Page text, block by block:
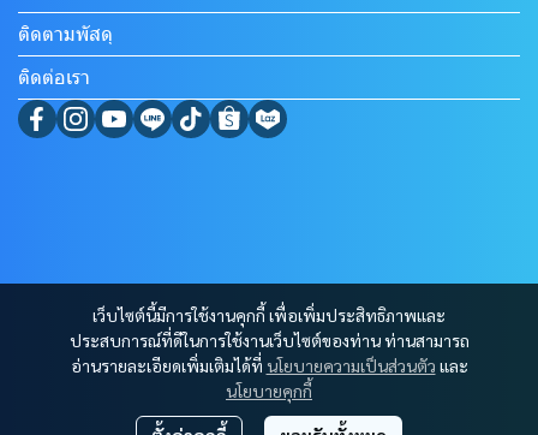
เว็บไซต์นี้มีการใช้งานคุกกี้ เพื่อเพิ่มประสิทธิภาพและ
ประสบการณ์ที่ดีในการใช้งานเว็บไซต์ของท่าน ท่านสามารถ
อ่านรายละเอียดเพิ่มเติมได้ที่ นโยบายความเป็นส่วนตัว และ
นโยบายคุกกี้
ติดตามพัสดุ
ติดต่อเรา